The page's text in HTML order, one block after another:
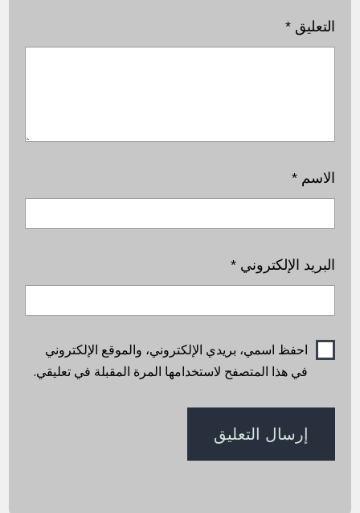
التعليق*
الاسم*
البريد الإلكتروني*
احفظ اسمي، بريدي الإلكتروني، والموقع الإلكتروني
في هذا المتصفح لاستخدامها المرة المقبلة في تعليقي.